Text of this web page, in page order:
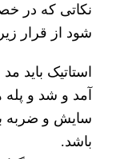
نکاتی که در
شود از قرار
استاتیک باید
آمد و شد و پله
سایش و ضربه
باشد.